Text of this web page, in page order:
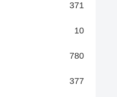
371
10
780
377